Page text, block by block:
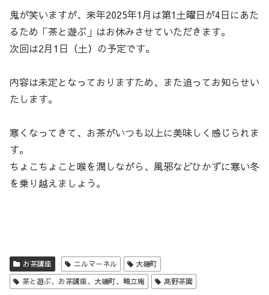
鬼が笑いますが、来年2025年1月は第1土曜日が4日にあた
るため「茶と遊ぶ」はお休みさせていただきます。
次回は2月1日（土）の予定です。
内容は未定となっておりますため、また追ってお知らせい
たします。
寒くなってきて、お茶がいつも以上に美味しく感じられま
す。
ちょこちょこと喉を潤しながら、風邪などひかずに寒い冬
を乗り越えましょう。
お茶講座 ニルマーネル
大磯町
茶と遊ぶ、お茶講座、大磯町、鴫立庵
髙野茶園